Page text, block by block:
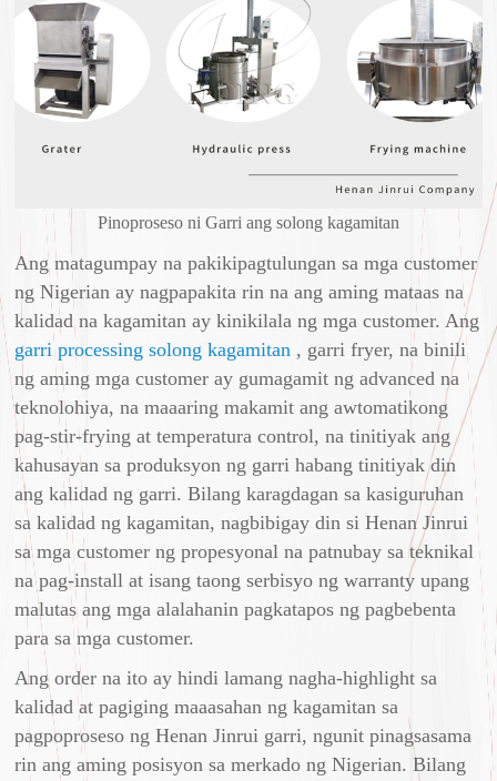
Pinoproseso ni Garri ang solong kagamitan
Ang matagumpay na pakikipagtulungan sa mga customer
ng Nigerian ay nagpapakita rin na ang aming mataas na
kalidad na kagamitan ay kinikilala ng mga customer. Ang
garri processing solong kagamitan , garri fryer, na binili
ng aming mga customer ay gumagamit ng advanced na
teknolohiya, na maaaring makamit ang awtomatikong
pag-stir-frying at temperatura control, na tinitiyak ang
kahusayan sa produksyon ng garri habang tinitiyak din
ang kalidad ng garri. Bilang karagdagan sa kasiguruhan
sa kalidad ng kagamitan, nagbibigay din si Henan Jinrui
sa mga customer ng propesyonal na patnubay sa teknikal
na pag-install at isang taong serbisyo ng warranty upang
malutas ang mga alalahanin pagkatapos ng pagbebenta
para sa mga customer.
Ang order na ito ay hindi lamang nagha-highlight sa
kalidad at pagiging maaasahan ng kagamitan sa
pagpoproseso ng Henan Jinrui garri, ngunit pinagsasama
rin ang aming posisyon sa merkado ng Nigerian. Bilang